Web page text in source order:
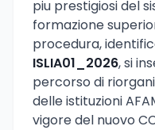
piu prestigiosi del
formazione
procedura,
ISLIA01_2026, si
percorso di
delle istituzioni
vigore del nuovo